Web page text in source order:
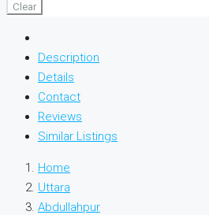
Clear
Description
Details
Contact
Reviews
Similar Listings
Home
Uttara
Abdullahpur